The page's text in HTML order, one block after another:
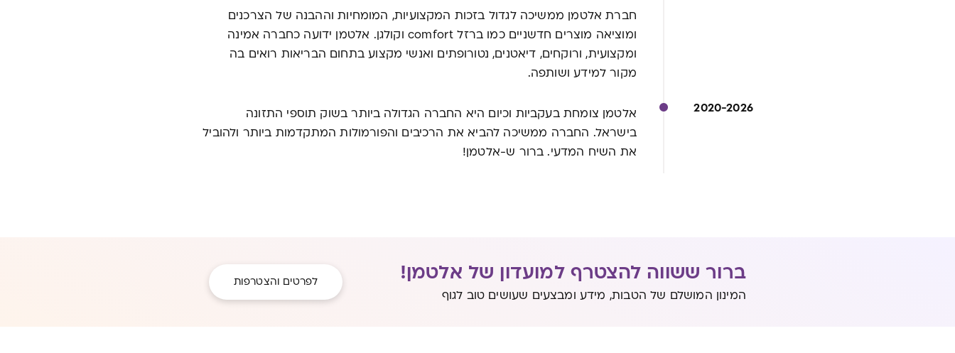
חברת אלטמן ממשיכה לגדול בזכות המקצועיות, המומחיות וההבנה של הצרכנים
ומוציאה מוצרים חדשניים כמו ברזל comfort וקולגן. אלטמן ידועה כחברה אמינה
ומקצועית, ורוקחים, דיאטנים, נטורופתים ואנשי מקצוע בתחום הבריאות רואים בה
מקור למידע ושותפה.
2020-2026
אלטמן צומחת בעקביות וכיום היא החברה הגדולה ביותר בשוק תוספי התזונה
בישראל. החברה ממשיכה להביא את הרכיבים והפורמולות המתקדמות ביותר ולהוביל
את השיח המדעי. ברור ש-אלטמן!
ברור ששווה להצטרף למועדון של אלטמן!
המינון המושלם של הטבות, מידע ומבצעים שעושים טוב לגוף
לפרטים והצטרפות